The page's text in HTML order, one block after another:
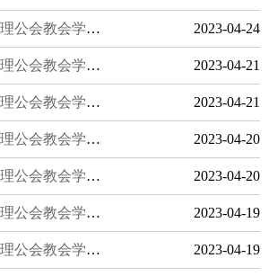
新加坡圣法兰西斯卫理公会教会学校：重视学生的社会实践和志愿服务 2023-04-24
新加坡圣法兰西斯卫理公会教会学校：致力于打造国际化的教育平台 2023-04-21
新加坡圣法兰西斯卫理公会教会学校：注重学生的实践能力和动手能力 2023-04-21
新加坡圣法兰西斯卫理公会教会学校：提供优秀的体育运动设施和活动 2023-04-20
新加坡圣法兰西斯卫理公会教会学校：提供优秀的中小学学生活体验 2023-04-20
新加坡圣法兰西斯卫理公会教会学校：培养学生的创新创业精神和实践能力 2023-04-19
新加坡圣法兰西斯卫理公会教会学校：提供多样化的学科交叉和专业深化课程 2023-04-19